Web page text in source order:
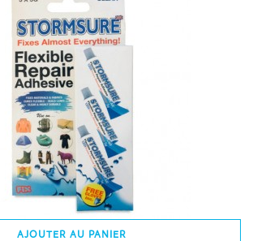
AJOUTER AU PANIER